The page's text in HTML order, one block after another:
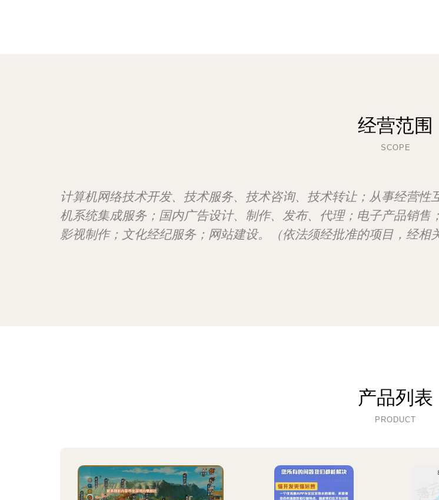
经营范围
SCOPE
计算机网络技术开发、技术服务、技术咨询、技术转让；从事经营
机系统集成服务；国内广告设计、制作、发布、代理；电子产品销售
影视制作；文化经纪服务；网站建设。（依法须经批准的项目，经相
产品列表
PRODUCT